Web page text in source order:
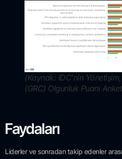
(Kaynak: IDC’nin
(GRC) Olgunluk Puanı
Faydaları
Liderler ve sonradan takip edenler